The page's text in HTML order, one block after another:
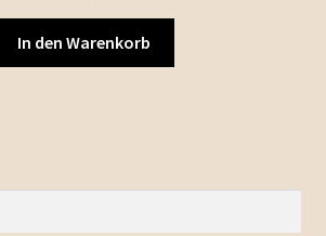
In den Warenkorb